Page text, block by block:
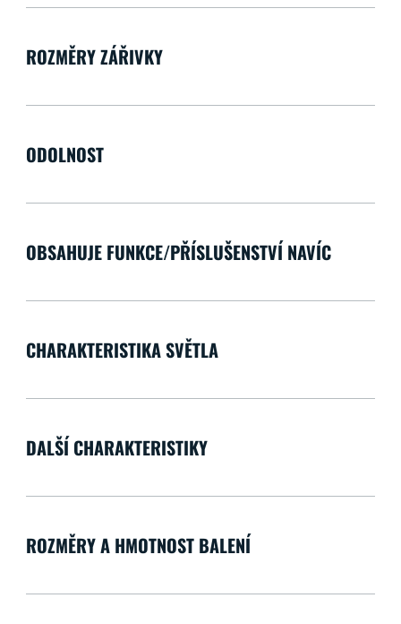
ROZMĚRY ZÁŘIVKY
ODOLNOST
OBSAHUJE FUNKCE/PŘÍSLUŠENSTVÍ NAVÍC
CHARAKTERISTIKA SVĚTLA
DALŠÍ CHARAKTERISTIKY
ROZMĚRY A HMOTNOST BALENÍ